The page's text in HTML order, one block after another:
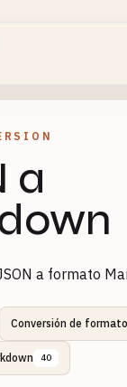
a
a formato
Conversión de
40